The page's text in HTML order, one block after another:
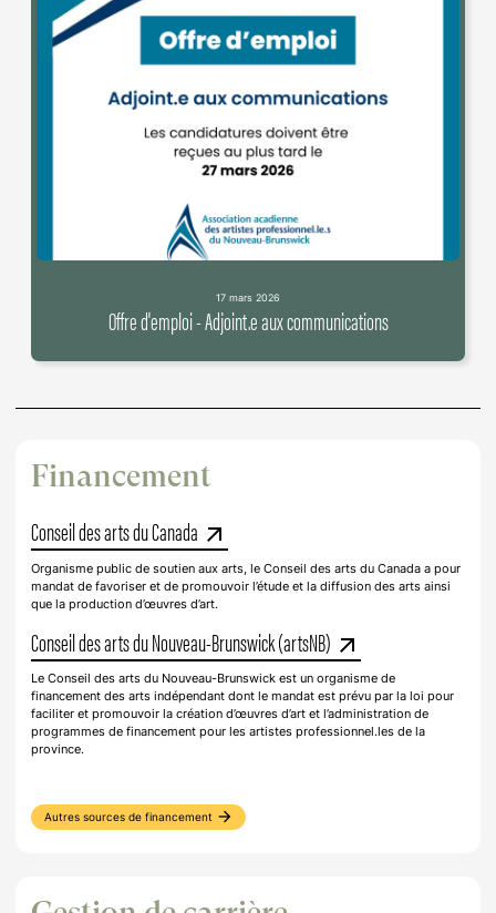
17 mars 2026
Offre d'emploi - Adjoint.e aux communications
Financement
Conseil des arts du Canada arrow_outward
Organisme public de soutien aux arts, le Conseil des arts du Canada a pour
mandat de favoriser et de promouvoir l’étude et la diffusion des arts ainsi
que la production d’œuvres d’art.
Conseil des arts du Nouveau-Brunswick (artsNB) arrow_outward
Le Conseil des arts du Nouveau-Brunswick est un organisme de
financement des arts indépendant dont le mandat est prévu par la loi pour
faciliter et promouvoir la création d’œuvres d’art et l’administration de
programmes de financement pour les artistes professionnel.les de la
province.
Autres sources de financement arrow_forward